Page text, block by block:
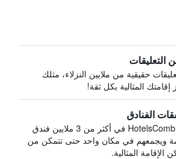
التعليقات
حقيقية من ملايين النزلاء، مثلك
إقامتك المثالية بكل ثقة!
الفنادق
يبحث HotelsCombined في أكثر من 3 ملايين فندق
ويجمعهم في مكان واحد حتى تتمكن من
الإقامة المثالية.